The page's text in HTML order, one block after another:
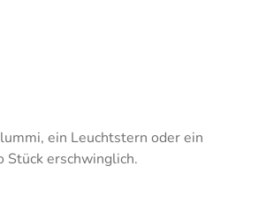
ein Leuchtstern oder ein
erschwinglich.